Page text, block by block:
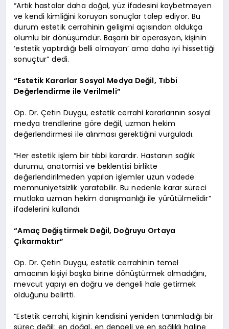
“Artık hastalar daha doğal, yüz ifadesini kaybetmeyen
ve kendi kimliğini koruyan sonuçlar talep ediyor. Bu
durum estetik cerrahinin gelişimi açısından oldukça
olumlu bir dönüşümdür. Başarılı bir operasyon, kişinin
‘estetik yaptırdığı belli olmayan’ ama daha iyi hissettiği
sonuçtur” dedi.
“Estetik Kararlar Sosyal Medya Değil, Tıbbi
Değerlendirme ile Verilmeli”
Op. Dr. Çetin Duygu, estetik cerrahi kararlarının sosyal
medya trendlerine göre değil, uzman hekim
değerlendirmesi ile alınması gerektiğini vurguladı.
“Her estetik işlem bir tıbbi karardır. Hastanın sağlık
durumu, anatomisi ve beklentisi birlikte
değerlendirilmeden yapılan işlemler uzun vadede
memnuniyetsizlik yaratabilir. Bu nedenle karar süreci
mutlaka uzman hekim danışmanlığı ile yürütülmelidir”
ifadelerini kullandı.
“Amaç Değiştirmek Değil, Doğruyu Ortaya
Çıkarmaktır”
Op. Dr. Çetin Duygu, estetik cerrahinin temel
amacının kişiyi başka birine dönüştürmek olmadığını,
mevcut yapıyı en doğru ve dengeli hale getirmek
olduğunu belirtti.
“Estetik cerrahi, kişinin kendisini yeniden tanımladığı bir